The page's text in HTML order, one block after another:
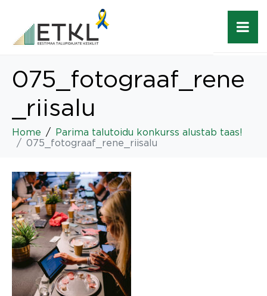
075_fotograaf_rene
_riisalu
Home
Parima talutoidu konkurss alustab taas!
075_fotograaf_rene_riisalu